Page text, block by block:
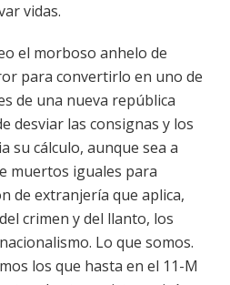
vidas.
el morboso anhelo de
para convertirlo en uno de
de una nueva república
desviar las consignas y los
su cálculo, aunque sea a
muertos iguales para
de extranjería que aplica,
crimen y del llanto, los
Lo que somos.
los que hasta en el 11-M